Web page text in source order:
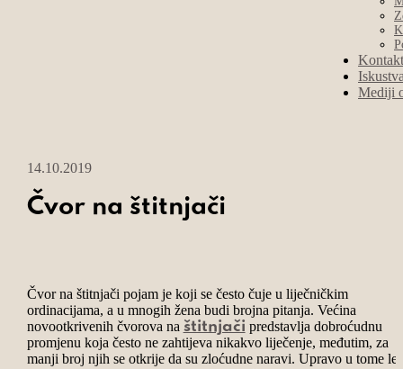
Kontakt
Mediji
14.10.2019
Čvor na štitnjači
Čvor na štitnjači pojam je koji se često čuje u liječničkim
ordinacijama, a u mnogih žena budi brojna pitanja. Većina
novootkrivenih čvorova na štitnjači predstavlja dobroćudnu
promjenu koja često ne zahtijeva nikakvo liječenje, međutim, za
manji broj njih se otkrije da su zloćudne naravi. Upravo u tome